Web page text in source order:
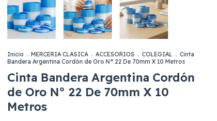
Inicio . MERCERIA CLASICA . ACCESORIOS . COLEGIAL . Cinta
Bandera Argentina Cordón de Oro N° 22 De 70mm X 10 Metros
Cinta Bandera Argentina Cordón
de Oro N° 22 De 70mm X 10
Metros